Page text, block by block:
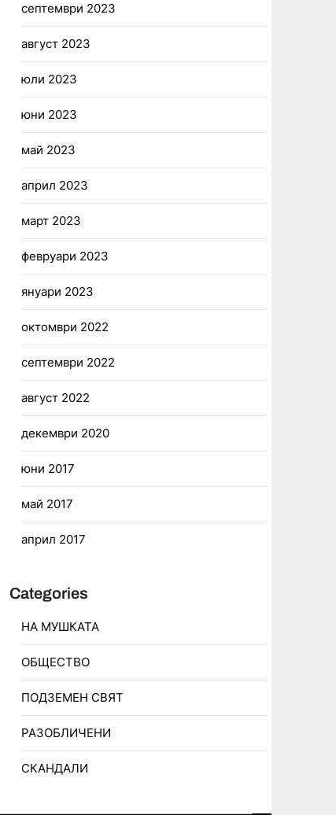
септември 2023
август 2023
юли 2023
юни 2023
май 2023
април 2023
март 2023
февруари 2023
януари 2023
октомври 2022
септември 2022
август 2022
декември 2020
юни 2017
май 2017
април 2017
Categories
НА МУШКАТА
ОБЩЕСТВО
ПОДЗЕМЕН СВЯТ
РАЗОБЛИЧЕНИ
СКАНДАЛИ